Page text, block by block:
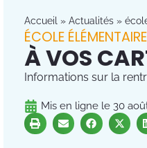
Accueil » Actualités »
ÉCOLE ÉLÉMENTAIRE
À VOS
Informations sur la
Mis en ligne le 30